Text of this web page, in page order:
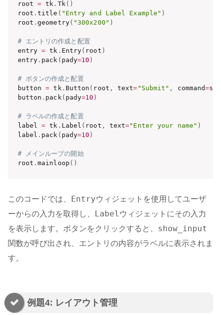
root = tk . Tk ( )
root .title ( "Entry and Label Example" )
root .geometry( "300x200" )
# エントリの作成と配置
entry = tk . Entry( root )
entry . pack ( pady=10 )
# ボタンの作成と配置
button = tk . Button ( root , text= "Submit" , command=
button . pack ( pady=10 )
# ラベルの作成と配置
label = tk . Label ( root , text="Enter your name" )
label . pack ( pady=10 )
# メインループの開始
root .mainloop ( )
このコードでは、 Entryウィジェットを使用してユーザ
ーからの入力を取得し、 Label ウィジェットにその入力
を表示します。ボタンをクリックすると、 show_input
関数が呼び出され、エントリの内容がラベルに表示されま
す。
例題4: レイアウト管理